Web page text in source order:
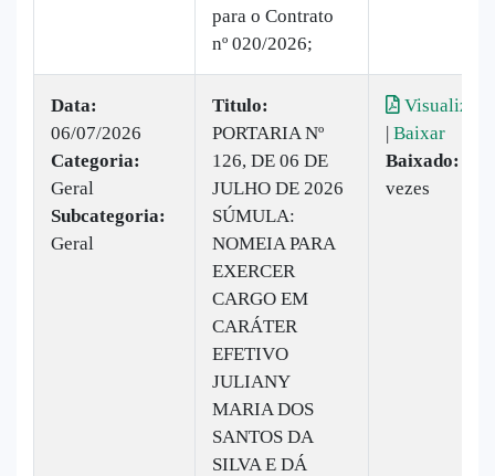
para o Contrato
nº 020/2026;
Data:
06/07/2026
Categoria:
Geral
Subcategoria:
Geral
Titulo:
PORTARIA Nº
126, DE 06 DE
JULHO DE 2026
SÚMULA:
NOMEIA PARA
EXERCER
CARGO EM
CARÁTER
EFETIVO
JULIANY
MARIA DOS
SANTOS DA
SILVA E DÁ
Visualizar
| Baixar
Baixado:
vezes